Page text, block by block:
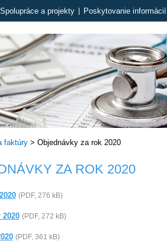
Spolupráce a projekty Poskytovanie informácií
faktúry> Objednávky za rok 2020
ZA ROK 2020
(PDF, 276 kB)
2020 (PDF, 272 kB)
(PDF, 361 kB)